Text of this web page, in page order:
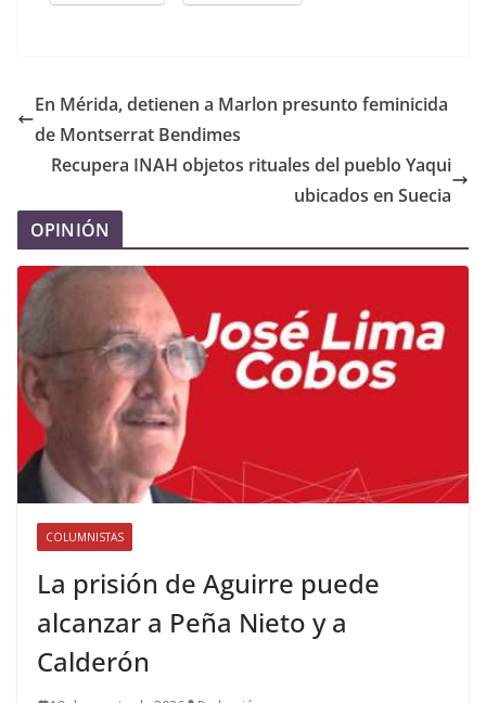
En Mérida, detienen a Marlon presunto feminicida
de Montserrat Bendimes
Recupera INAH objetos rituales del pueblo Yaqui
ubicados en Suecia
OPINIÓN
COLUMNISTAS
La prisión de Aguirre puede
alcanzar a Peña Nieto y a
Calderón